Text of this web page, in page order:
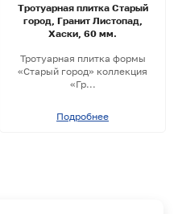
Тротуарная плитка Старый
город, Гранит Листопад,
Хаски, 60 мм.
Тротуарная плитка формы
«Старый город» коллекция
«Гр...
Подробнее